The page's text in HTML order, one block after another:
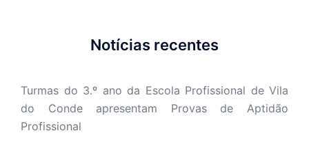
Notícias recentes
Turmas do 3.º ano da Escola Profissional de Vila
do Conde apresentam Provas de Aptidão
Profissional